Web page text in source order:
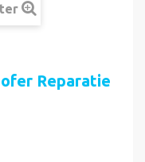
Reparatie